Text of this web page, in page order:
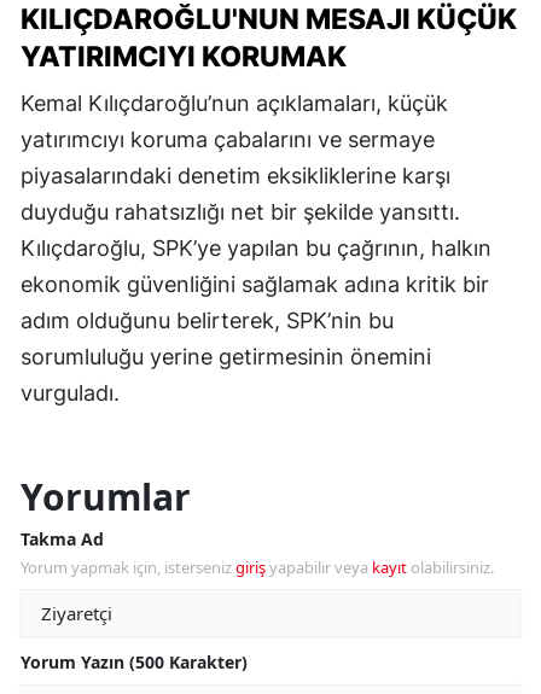
KILIÇDAROĞLU'NUN MESAJI KÜÇÜK
YATIRIMCIYI KORUMAK
Kemal Kılıçdaroğlu’nun açıklamaları, küçük
yatırımcıyı koruma çabalarını ve sermaye
piyasalarındaki denetim eksikliklerine karşı
duyduğu rahatsızlığı net bir şekilde yansıttı.
Kılıçdaroğlu, SPK’ye yapılan bu çağrının, halkın
ekonomik güvenliğini sağlamak adına kritik bir
adım olduğunu belirterek, SPK’nin bu
sorumluluğu yerine getirmesinin önemini
vurguladı.
Yorumlar
Takma Ad
Yorum yapmak için, istersenizgirişyapabilir veya kayıt olabilirsiniz.
Yorum Yazın (500 Karakter)